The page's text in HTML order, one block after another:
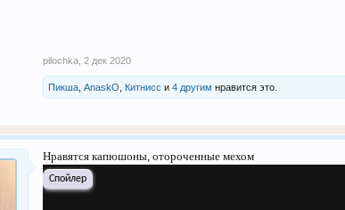
pilochka, 2 дек 2020
Пикша,AnaskO, Китнисс и4 другим нравится это.
Нравятся капюшоны, отороченные мехом
Спойлер